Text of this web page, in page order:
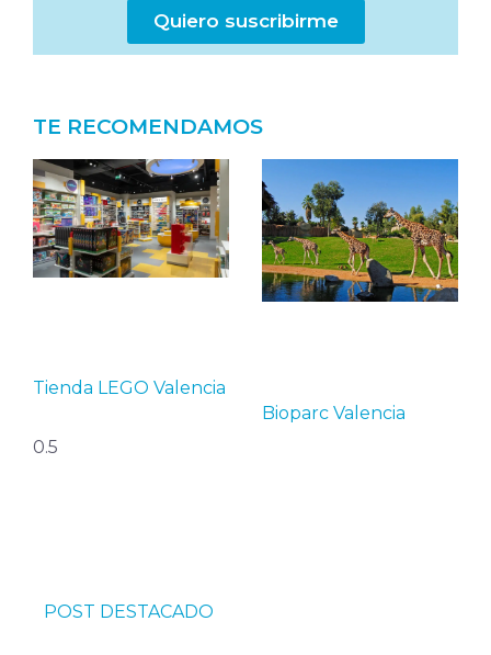
Quiero suscribirme
TE RECOMENDAMOS
Tienda LEGO Valencia
Bioparc Valencia
POST DESTACADO